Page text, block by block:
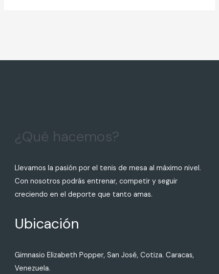
¿Qué hacemos?
Llevamos la pasión por el tenis de mesa al máximo nivel.
Con nosotros podrás entrenar, competir y seguir
creciendo en el deporte que tanto amas.
Ubicación
Gimnasio Elizabeth Popper, San José, Cotiza. Caracas,
Venezuela.